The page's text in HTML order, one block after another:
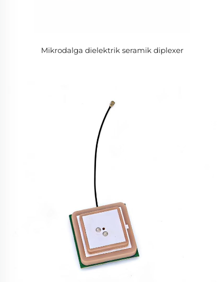
Mikrodalga dielektrik seramik diplexer